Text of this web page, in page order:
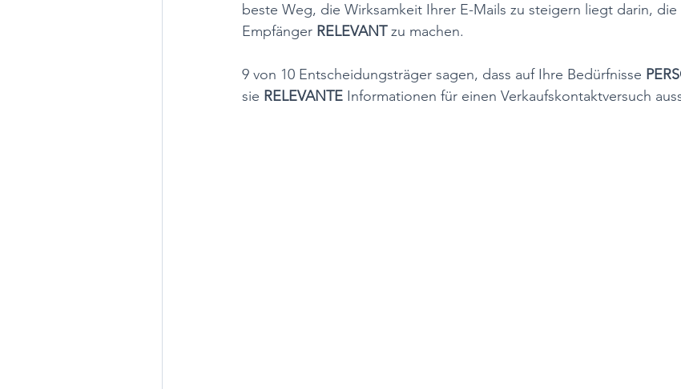
beste Weg, die Wirksamkeit Ihrer E-Mails zu steigern liegt darin,
Empfänger RELEVANT zu machen.
9 von 10 Entscheidungsträger sagen, dass auf Ihre Bedürfnisse
sie RELEVANTE Informationen für einen Verkaufskontaktversuch